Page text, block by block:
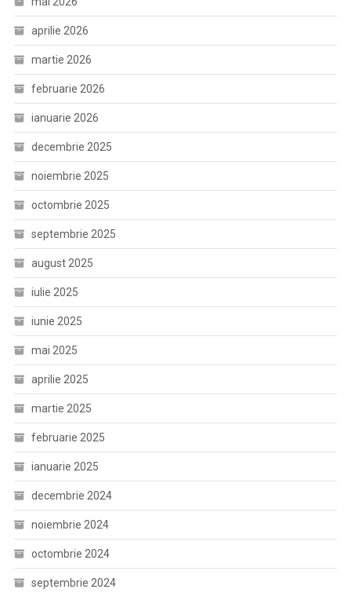
aprilie 2026
martie 2026
februarie 2026
ianuarie 2026
decembrie 2025
noiembrie 2025
octombrie 2025
septembrie 2025
august 2025
iulie 2025
iunie 2025
mai 2025
aprilie 2025
martie 2025
februarie 2025
ianuarie 2025
decembrie 2024
noiembrie 2024
octombrie 2024
septembrie 2024